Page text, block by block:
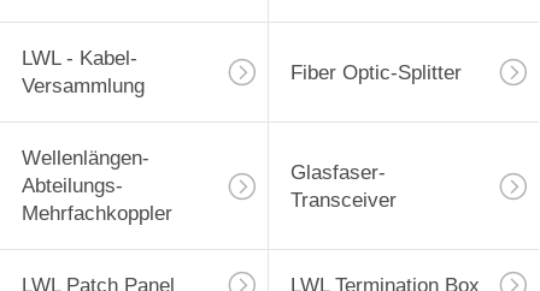
LWL - Kabel-
Versammlung
Fiber Optic-Splitter
Wellenlängen-
Abteilungs-
Mehrfachkoppler
Glasfaser-
Transceiver
LWL Patch Panel LWL Termination Box